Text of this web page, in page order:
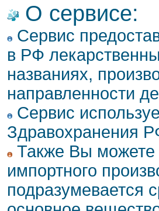
О сервисе:
Сервис
в РФ
названиях,
направленности
Сервис
Здравохранения
Также Вы можете
импортного
подразумевается